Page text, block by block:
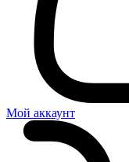
Мой аккаунт